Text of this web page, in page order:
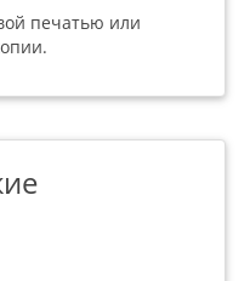
печатью или